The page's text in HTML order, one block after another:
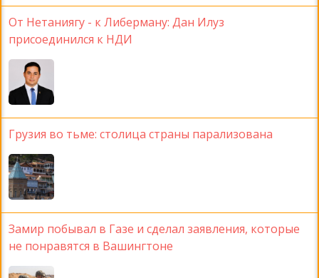
От Нетаниягу - к Либерману: Дан Илуз
присоединился к НДИ
Грузия во тьме: столица страны парализована
Замир побывал в Газе и сделал заявления, которые
не понравятся в Вашингтоне